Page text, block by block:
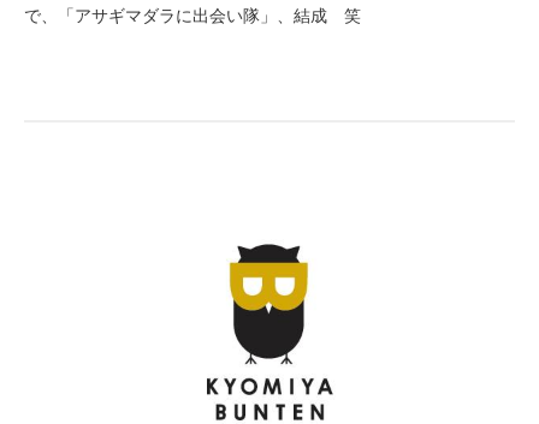
で、「アサギマダラに出会い隊」、結成 笑